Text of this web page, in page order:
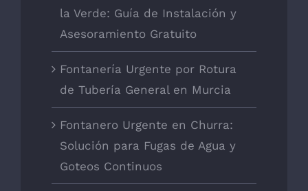
la Verde: Guía de Instalación y
Asesoramiento Gratuito
Fontanería Urgente por Rotura
de Tubería General en Murcia
Fontanero Urgente en Churra:
Solución para Fugas de Agua y
Goteos Continuos